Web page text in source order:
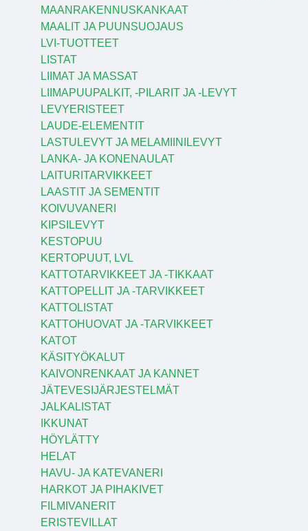
MAANRAKENNUSKANKAAT
MAALIT JA PUUNSUOJAUS
LVI-TUOTTEET
LISTAT
LIIMAT JA MASSAT
LIIMAPUUPALKIT, -PILARIT JA -LEVYT
LEVYERISTEET
LAUDE-ELEMENTIT
LASTULEVYT JA MELAMIINILEVYT
LANKA- JA KONENAULAT
LAITURITARVIKKEET
LAASTIT JA SEMENTIT
KOIVUVANERI
KIPSILEVYT
KESTOPUU
KERTOPUUT, LVL
KATTOTARVIKKEET JA -TIKKAAT
KATTOPELLIT JA -TARVIKKEET
KATTOLISTAT
KATTOHUOVAT JA -TARVIKKEET
KATOT
KÄSITYÖKALUT
KAIVONRENKAAT JA KANNET
JÄTEVESIJÄRJESTELMÄT
JALKALISTAT
IKKUNAT
HÖYLÄTTY
HELAT
HAVU- JA KATEVANERI
HARKOT JA PIHAKIVET
FILMIVANERIT
ERISTEVILLAT